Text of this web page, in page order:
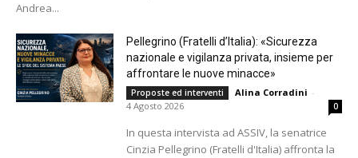
Andrea...
Pellegrino (Fratelli d’Italia): «Sicurezza
nazionale e vigilanza privata, insieme per
affrontare le nuove minacce»
Proposte ed interventi Alina Corradini -
4 Agosto 2026
0
In questa intervista ad ASSIV, la senatrice
Cinzia Pellegrino (Fratelli d'Italia) affronta la